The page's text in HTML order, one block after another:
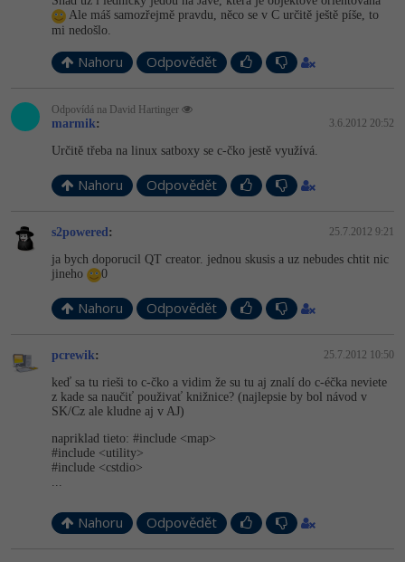
Ale máš samozřejmě pravdu, něco se v C určitě ještě píše, to
mi nedošlo.
Nahoru Odpovědět
Odpovídá na David Hartinger
marmik: 3.6.2012 20:52
Určitě třeba na linux satboxy se c-čko jestě využívá.
Nahoru Odpovědět
s2powered: 25.7.2012 9:21
ja bych doporucil QT creator. jednou skusis a uz nebudes chtit nic
jineho
0
Nahoru Odpovědět
pcrewik: 25.7.2012 10:50
keď sa tu rieši to c-čko a vidim že su tu aj znalí do c-éčka neviete
z kade sa naučiť použivať knižnice? (najlepsie by bol návod v
SK/Cz ale kludne aj v AJ)
napriklad tieto: #include <map>
#include <utility>
#include <cstdio>
...
Nahoru Odpovědět